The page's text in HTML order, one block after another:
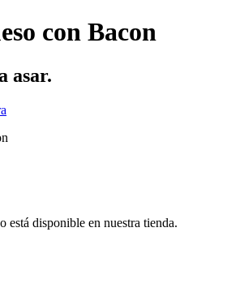
con Bacon
asar.
está disponible en nuestra tienda.